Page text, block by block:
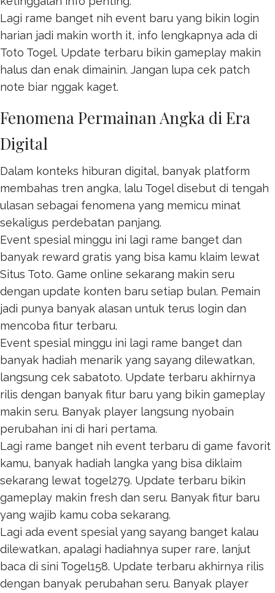
Lagi rame banget nih event baru yang bikin login
harian jadi makin worth it, info lengkapnya ada di
Toto Togel. Update terbaru bikin gameplay makin
halus dan enak dimainin. Jangan lupa cek patch
note biar nggak kaget.
Fenomena Permainan Angka di Era
Digital
Dalam konteks hiburan digital, banyak platform
membahas tren angka, lalu Togeldisebut di tengah
ulasan sebagai fenomena yang memicu minat
sekaligus perdebatan panjang.
Event spesial minggu ini lagi rame banget dan
banyak reward gratis yang bisa kamu klaim lewat
Situs Toto. Game online sekarang makin seru
dengan update konten baru setiap bulan. Pemain
jadi punya banyak alasan untuk terus login dan
mencoba fitur terbaru.
Event spesial minggu ini lagi rame banget dan
banyak hadiah menarik yang sayang dilewatkan,
langsung cek sabatoto. Update terbaru akhirnya
rilis dengan banyak fitur baru yang bikin gameplay
makin seru. Banyak player langsung nyobain
perubahan ini di hari pertama.
Lagi rame banget nih event terbaru di game favorit
kamu, banyak hadiah langka yang bisa diklaim
sekarang lewat togel279. Update terbaru bikin
gameplay makin fresh dan seru. Banyak fitur baru
yang wajib kamu coba sekarang.
Lagi ada event spesial yang sayang banget kalau
dilewatkan, apalagi hadiahnya super rare, lanjut
baca di sini Togel158. Update terbaru akhirnya rilis
dengan banyak perubahan seru. Banyak player